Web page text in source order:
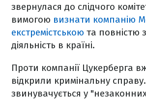
звернулася до слідчого
вимогою визнати компанію
екстремістською та повністю
діяльність в країні.
Проти компанії Цукерберга
відкрили кримінальну
звинувачується у